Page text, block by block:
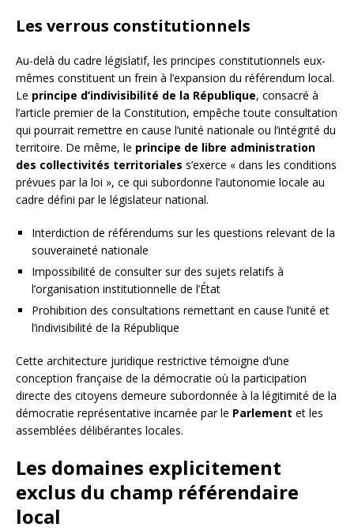
Les verrous constitutionnels
Au-delà du cadre législatif, les principes constitutionnels eux-
mêmes constituent un frein à l’expansion du référendum local.
Le principe d’indivisibilité de la République, consacré à
l’article premier de la Constitution, empêche toute consultation
qui pourrait remettre en cause l’unité nationale ou l’intégrité du
territoire. De même, le principe de libre administration
des collectivités territoriales s’exerce « dans les conditions
prévues par la loi », ce qui subordonne l’autonomie locale au
cadre défini par le législateur national.
Interdiction de référendums sur les questions relevant de la
souveraineté nationale
Impossibilité de consulter sur des sujets relatifs à
l’organisation institutionnelle de l’État
Prohibition des consultations remettant en cause l’unité et
l’indivisibilité de la République
Cette architecture juridique restrictive témoigne d’une
conception française de la démocratie où la participation
directe des citoyens demeure subordonnée à la légitimité de la
démocratie représentative incarnée par le Parlement et les
assemblées délibérantes locales.
Les domaines explicitement
exclus du champ référendaire
local